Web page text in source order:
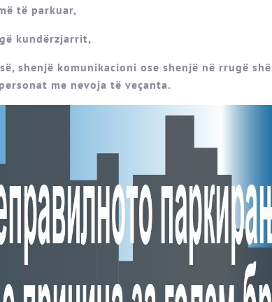
të parkuar,
kundërzjarrit,
shenjë komunikacioni ose shenjë në rrugë
me nevoja të veçanta.